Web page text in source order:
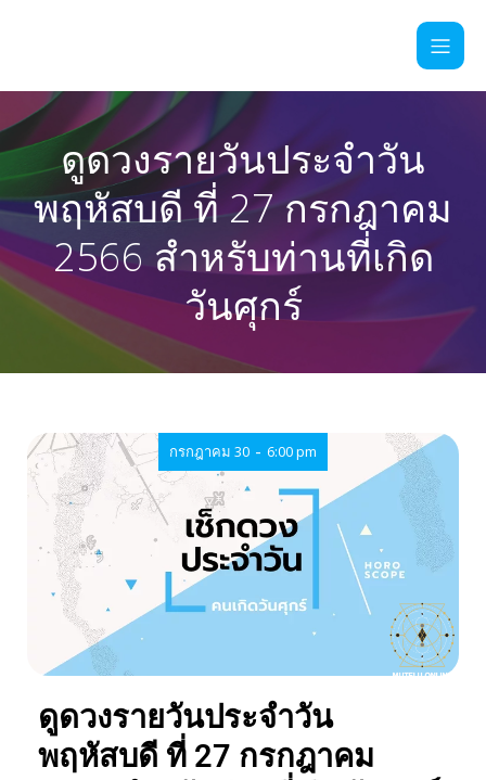
ดูดวงรายวันประจำวัน
พฤหัสบดี ที่ 27 กรกฎาคม
2566 สำหรับท่านที่เกิด
วันศุกร์
กรกฎาคม 30 - 6:00 pm
ดูดวงรายวันประจำวัน
พฤหัสบดี ที่ 27 กรกฎาคม